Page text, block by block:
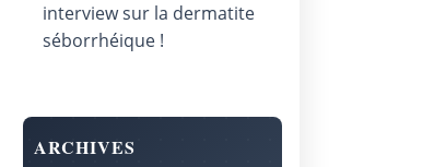
interview sur la dermatite
séborrhéique !
ARCHIVES